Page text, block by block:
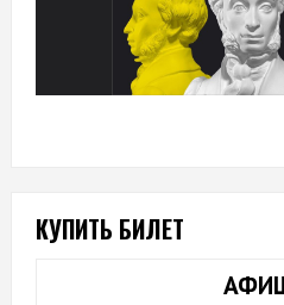
КУПИТЬ БИЛЕТ